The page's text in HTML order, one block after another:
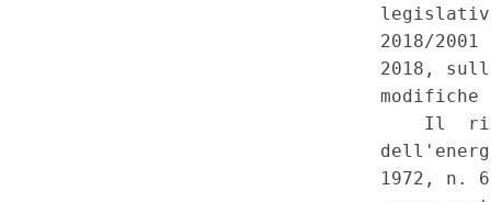
fondamentali nella materia
e della distribuzione
competenza esclusiva
dell'ambiente,
vincoli derivanti